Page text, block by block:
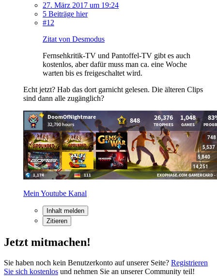
27. März 2017 um 19:24
5 Beiträge hier
#12
Zitat von Desmodus
Fernsehkritik-TV und Pantoffel-TV gibt es auch
kostenlos, aber dafür muss man ca. eine Woche
warten bis es freigeschaltet wird.
Echt jetzt? Hab das dort garnicht gelesen. Die älteren Clips
sind dann alle zugänglich?
Mein Youtube Kanal
Inhalt melden
Zitieren
Jetzt mitmachen!
Sie haben noch kein Benutzerkonto auf unserer Seite? Registrieren
Sie sich kostenlos und nehmen Sie an unserer Community teil!